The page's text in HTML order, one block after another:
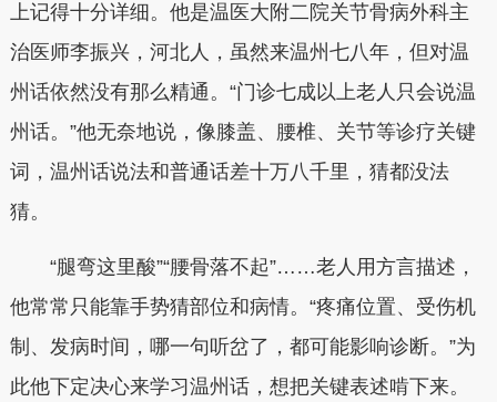
上记得十分详细。他是温医大附二院关节骨病外科主
治医师李振兴，河北人，虽然来温州七八年，但对温
州话依然没有那么精通。“门诊七成以上老人只会说温
州话。”他无奈地说，像膝盖、腰椎、关节等诊疗关键
词，温州话说法和普通话差十万八千里，猜都没法
猜。
“腿弯这里酸”“腰骨落不起”……老人用方言描述，
他常常只能靠手势猜部位和病情。“疼痛位置、受伤机
制、发病时间，哪一句听岔了，都可能影响诊断。”为
此他下定决心来学习温州话，想把关键表述啃下来。